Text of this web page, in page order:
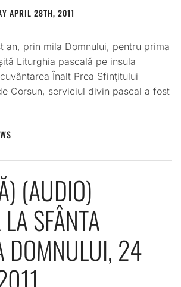
APRIL 28TH, 2011
an, prin mila Domnului, pentru prima
Liturghia pascală pe insula
Înalt Prea Sfinţitului
Corsun, serviciul divin pascal a fost
(AUDIO)
SFÂNTA
DOMNULUI, 24